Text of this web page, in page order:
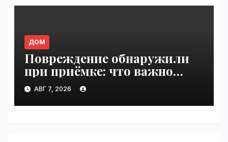
ДОМ
Повреждение обнаружили
при приёмке: что важно
зафиксировать сразу |
VseTime.ru
АВГ 7, 2026